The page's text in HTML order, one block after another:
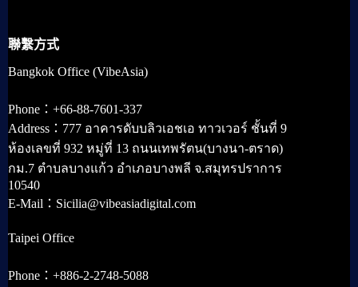
聯繫方式
Bangkok Office (VibeAsia)
Phone：+66-88-7601-337
Address：777 อาคารดับบลิวเอชเอ ทาวเวอร์ ชั้นที่ 9
ห้องเลขที่ 932 หมู่ที่ 13 ถนนเทพรัตน(บางนา-ตราด)
กม.7 ตำบลบางแก้ว อำเภอบางพลี จ.สมุทรปราการ
10540
E-Mail：Sicilia@vibeasiadigital.com
Taipei Office
Phone：+886-2-2748-5088